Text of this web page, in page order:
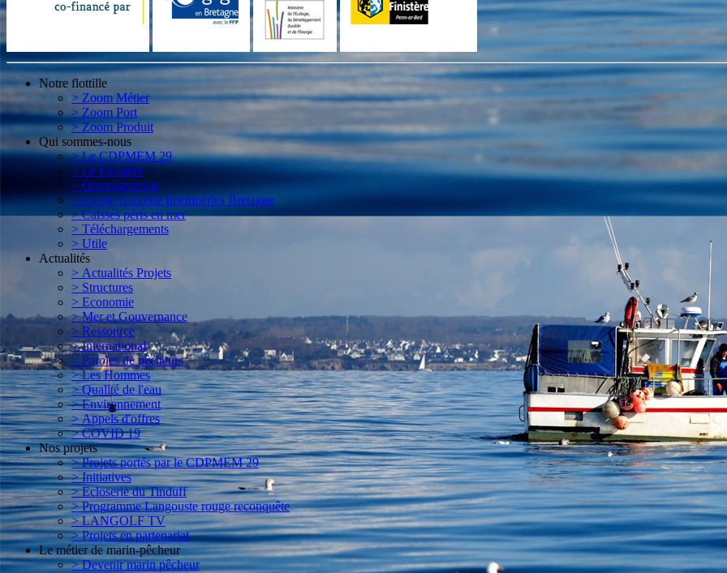
Notre flottille
> Zoom Métier
> Zoom Port
> Zoom Produit
Qui sommes-nous
> Le CDPMEM 29
> Le Finistère
> Organigramme
> Caisse Garantie Intempéries Bretagne
> Caisses péris en mer
> Téléchargements
> Utile
Actualités
> Actualités Projets
> Structures
> Economie
> Mer et Gouvernance
> Ressource
> International
> Paroles de pêcheurs
> Les Hommes
> Qualité de l'eau
> Environnement
> Appels d'offres
> COVID 19
Nos projets
> Projets portés par le CDPMEM 29
> Initiatives
> Ecloserie du Tinduff
> Programme Langouste rouge reconquête
> LANGOLF TV
> Projets en partenariat
Le métier de marin-pêcheur
> Devenir marin pêcheur